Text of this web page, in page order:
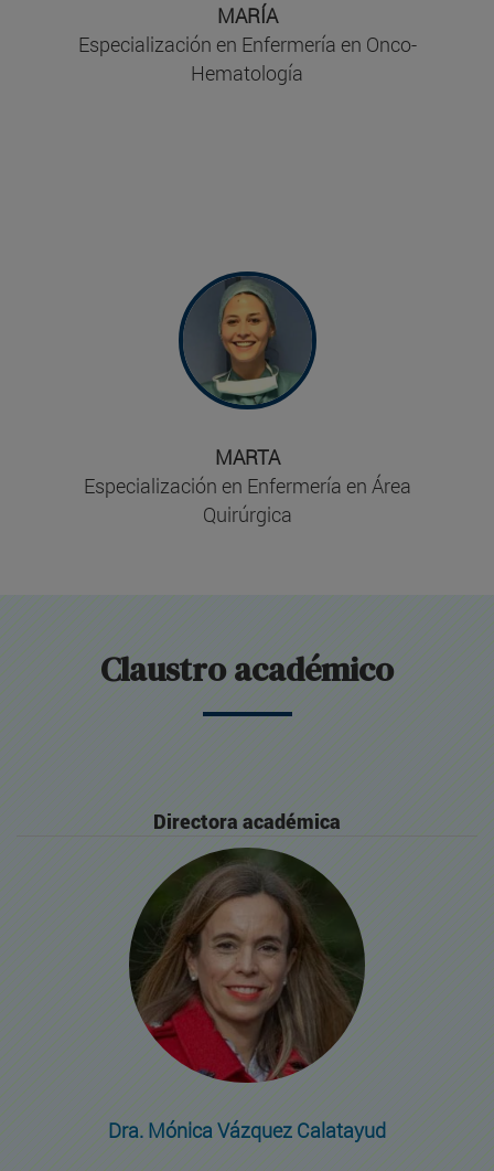
MARÍA
Especialización en Enfermería en Onco-
Hematología
MARTA
Especialización en Enfermería en Área
Quirúrgica
con los profesionales más expertos. La
enfermería es una ciencia en desarrollo y
con autonomía propia y estos dos
aspectos se tienen muy en cuenta en la
Clínica Universidad de Navarra".
Claustro académico
Directora académica
Dra. Mónica Vázquez Calatayud